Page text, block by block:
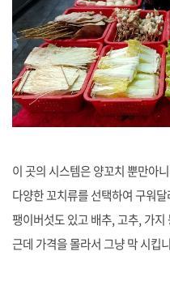
이 곳의 시스템은 양꼬치 뿐만아
다양한 꼬치류를 선택하여 구워
팽이버섯도 있고 배추, 고추, 가
근데 가격을 몰라서 그냥 막 시킵